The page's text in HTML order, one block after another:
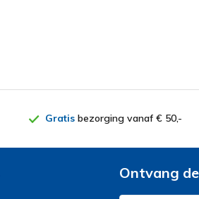
Gratisbezorging vanaf € 50,-
Ontvang